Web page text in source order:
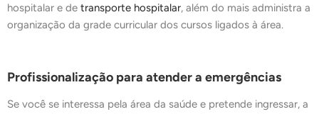
hospitalar e de transporte hospitalar, além do mais administra a
organização da grade curricular dos cursos ligados à área.
Profissionalização para atender a emergências
Se você se interessa pela área da saúde e pretende ingressar, a